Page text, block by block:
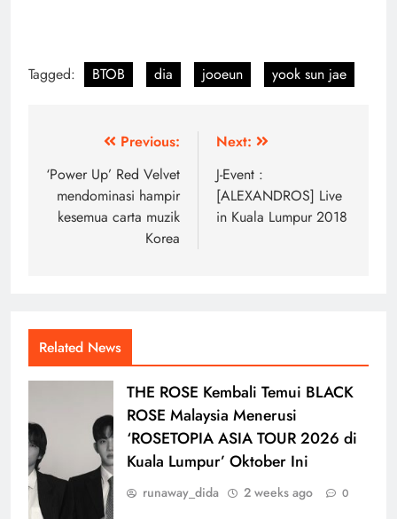
Tagged: BTOB dia jooeun yook sun jae
navigation
Previous:
‘Power Up’ Red Velvet
mendominasi hampir
kesemua carta muzik
Korea
Next:
J-Event :
[ALEXANDROS] Live
in Kuala Lumpur 2018
Related News
THE ROSE Kembali Temui BLACK
ROSE Malaysia Menerusi
‘ROSETOPIA ASIA TOUR 2026 di
Kuala Lumpur’ Oktober Ini
runaway_dida 2 weeks ago 0